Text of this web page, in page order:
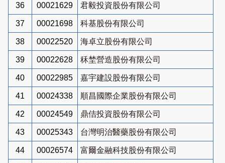
36 00021629 君毅投資股份有限公司
37 00021698 科基股份有限公司
38 00022520 海卓立股份有限公司
39 00022628 秝埜營造股份有限公司
40 00022985 嘉宇建設股份有限公司
41 00024338 順昌國際企業股份有限公司
42 00024549 鼎佶投資股份有限公司
43 00025343 台灣明治醫藥股份有限公司
44 00026574 富爾金融科技股份有限公司